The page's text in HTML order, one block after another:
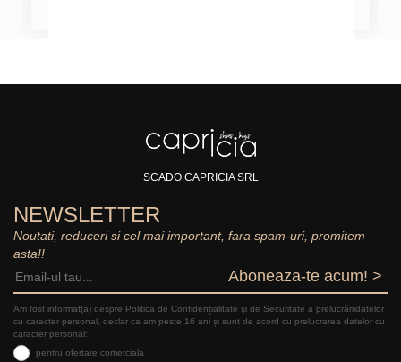
SCADO CAPRICIA SRL
NEWSLETTER
Noutati, reduceri si cel mai important, fara spam-uri, promitem
asta!!
Aboneaza-te acum! >
Am fost informat(a) despre Politica de Confidențialitate şi de Securitate a prelucrăriidatelor
cu caracter personal, declar ca am peste 16 ani și sunt de acord cu prelucrarea datelor cu
caracter personal:
pentru ofertare comerciala